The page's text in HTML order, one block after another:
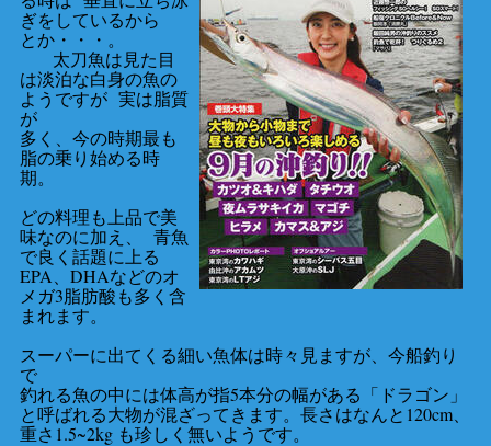
ぎをしているから
とか・・・。
太刀魚は見た目
は淡泊な白身の魚の
ようですが 実は脂質
が
多く、今の時期最も
脂の乗り始める時
期。
どの料理も上品で美
味なのに加え、 青魚
で良く話題に上る
EPA、DHAなどのオ
メガ3脂肪酸も多く含
まれます。
スーパーに出てくる細い魚体は時々見ますが、今船釣り
で
釣れる魚の中には体高が指5本分の幅がある「ドラゴン」
と呼ばれる大物が混ざってきます。長さはなんと120cm、
重さ1.5~2kg も珍しく無いようです。